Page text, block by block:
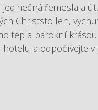
řemesla a
Christstollen,
tepla barokní
a odpočívejte